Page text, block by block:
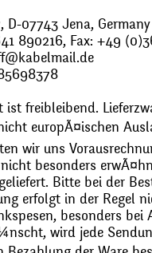
D-07743 Jena, Germany
890216, Fax: +49
ist freibleibend.
europÃ¤ischen
wir uns
besonders
Bitte bei der
erfolgt in der Regel
besonders
wird jede